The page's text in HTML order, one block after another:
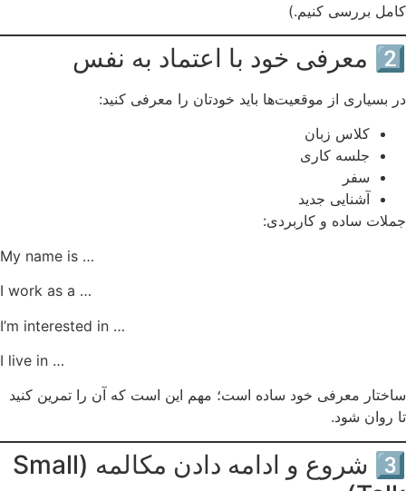
کامل بررسی کنیم.)
2️⃣ معرفی خود با اعتماد به نفس
در بسیاری از موقعیت‌ها باید خودتان را معرفی کنید:
کلاس زبان
جلسه کاری
سفر
آشنایی جدید
جملات ساده و کاربردی:
My name is …
I work as a …
I’m interested in …
I live in …
ساختار معرفی خود ساده است؛ مهم این است که آن را تمرین کنید
تا روان شود.
3️⃣ شروع و ادامه دادن مکالمه (Small